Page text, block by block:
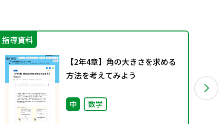
指導資料
【2年4章】角の大きさを求める
方法を考えてみよう
中 数学